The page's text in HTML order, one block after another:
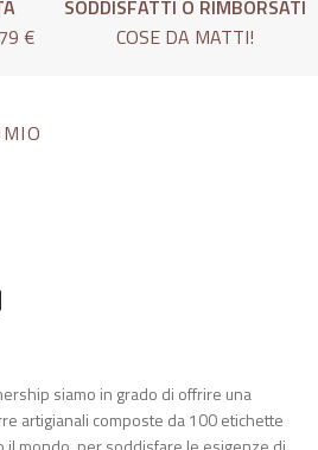
€
SODDISFATTI O RIMBORSATI
COSE DA MATTI!
siamo in grado di offrire una
artigianali composte da 100 etichette